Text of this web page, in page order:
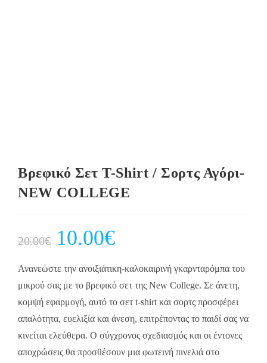
Βρεφικό Σετ Τ-Shirt / Σορτς Αγόρι-
NEW COLLEGE
20.00€
Original
price
was:
10.00€is:
Ανανεώστε την ανοιξιάτικη-καλοκαιρινή γκαρνταρόμπα του
μικρού σας με το βρεφικό σετ της New College. Σε άνετη,
κομψή εφαρμογή, αυτό το σετ t-shirt και σορτς προσφέρει
απαλότητα, ευελιξία και άνεση, επιτρέποντας το παιδί σας να
κινείται ελεύθερα. Ο σύγχρονος σχεδιασμός και οι έντονες
αποχρώσεις θα προσθέσουν μια φωτεινή πινελιά στο